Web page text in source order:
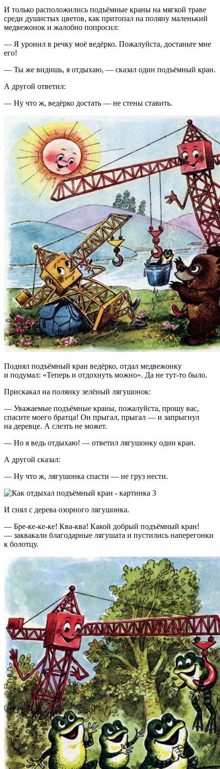
И только расположились подъёмные краны на мягкой траве
среди душистых цветов, как притопал на поляну маленький
медвежонок и жалобно попросил:
— Я уронил в речку моё ведёрко. Пожалуйста, достаньте мне
его!
— Ты же видишь, я отдыхаю, — сказал один подъёмный кран.
А другой ответил:
— Ну что ж, ведёрко достать — не стены ставить.
Поднял подъёмный кран ведёрко, отдал медвежонку
и подумал: «Теперь и отдохнуть можно». Да не тут-то было.
Прискакал на полянку зелёный лягушонок:
— Уважаемые подъёмные краны, пожалуйста, прошу вас,
спасите моего братца! Он прыгал, прыгал — и запрыгнул
на деревце. А слезть не может.
— Но я ведь отдыхаю! — ответил лягушонку один кран.
А другой сказал:
— Ну что ж, лягушонка спасти — не груз нести.
И снял с дерева озорного лягушонка.
— Бре-ке-ке-ке! Ква-ква! Какой добрый подъёмный кран!
— заквакали благодарные лягушата и пустились наперегонки
к болотцу.